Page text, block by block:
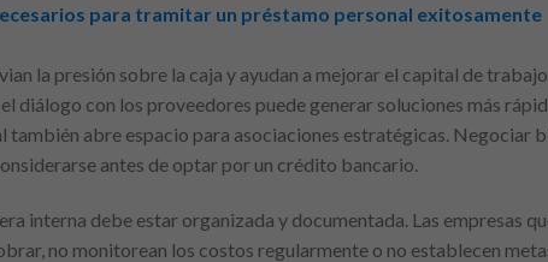
para tramitar un préstamo personal exitosamente
la presión sobre la caja y ayudan a mejorar el capital de
el diálogo con los proveedores puede generar soluciones más
también abre espacio para asociaciones estratégicas. Negociar
antes de optar por un crédito bancario.
interna debe estar organizada y documentada. Las empresas
no monitorean los costos regularmente o no establecen